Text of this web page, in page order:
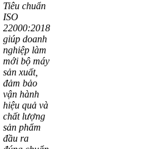
Tiêu chuẩn
ISO
22000:2018
giúp doanh
nghiệp làm
mới bộ máy
sản xuất,
đảm bảo
vận hành
hiệu quả và
chất lượng
sản phẩm
đầu ra